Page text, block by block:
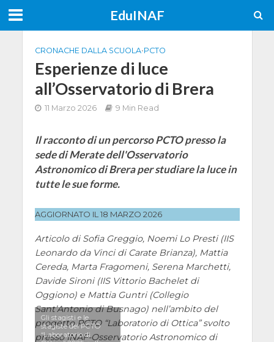
EduINAF
CRONACHE DALLA SCUOLA•PCTO
Esperienze di luce
all’Osservatorio di Brera
11 Marzo 2026 9 Min Read
Il racconto di un percorso PCTO presso la
sede di Merate dell'Osservatorio
Astronomico di Brera per studiare la luce in
tutte le sue forme.
AGGIORNATO IL 18 MARZO 2026
Articolo di Sofia Greggio, Noemi Lo Presti (IIS
Leonardo da Vinci di Carate Brianza), Mattia
Cereda, Marta Fragomeni, Serena Marchetti,
Davide Sironi (IIS Vittorio Bachelet di
Oggiono) e Mattia Guntri (Collegio
Sant’Antonio di Busnago) nell’ambito del
progetto PCTO “Laboratorio di Ottica” svolto
presso INAF-Osservatorio Astronomico di
Gli stagisti e le
stagiste del PCTO
“Laboratorio di